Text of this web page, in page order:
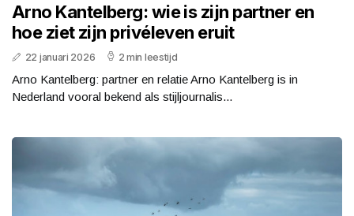
Arno Kantelberg: wie is zijn partner en
hoe ziet zijn privéleven eruit
22 januari 2026 2 min leestijd
Arno Kantelberg: partner en relatie Arno Kantelberg is in
Nederland vooral bekend als stijljournalis...